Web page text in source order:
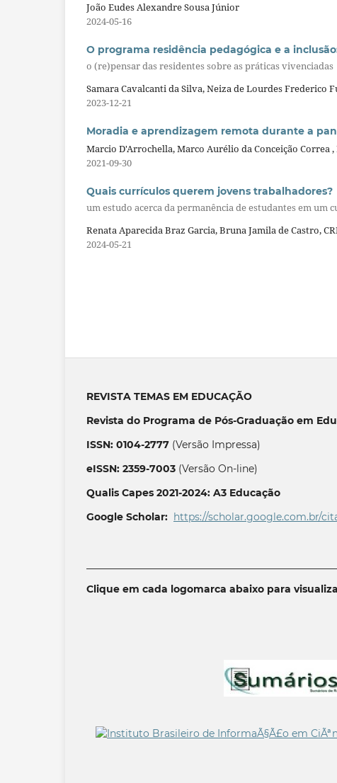
João Eudes Alexandre Sousa Júnior
2024-05-16
O programa residência pedagógica e a
o (re)pensar das residentes sobre as práticas vivenciadas
Samara Cavalcanti da Silva, Neiza de Lourdes Frederico
2023-12-21
Moradia e aprendizagem remota durante a
Marcio D'Arrochella, Marco Aurélio da Conceição Correa
2021-09-30
Quais currículos querem jovens trabalhadores?
um estudo acerca da permanência de estudantes em um
Renata Aparecida Braz Garcia, Bruna Jamila de Castro,
2024-05-21
REVISTA TEMAS EM EDUCAÇÃO
Revista do Programa de Pós-Graduação em
ISSN: 0104-2777 (Versão Impressa)
eISSN: 2359-7003 (Versão On-line)
Qualis Capes 2021-2024: A3 Educação
Google Scholar: https://scholar.google.com.br/
Clique em cada logomarca abaixo para